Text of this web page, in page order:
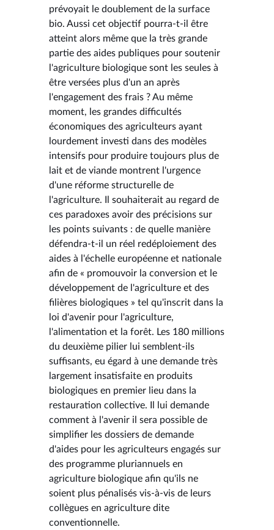
prévoyait le doublement de la surface
bio. Aussi cet objectif pourra-t-il être
atteint alors même que la très grande
partie des aides publiques pour soutenir
l'agriculture biologique sont les seules à
être versées plus d'un an après
l'engagement des frais ? Au même
moment, les grandes difficultés
économiques des agriculteurs ayant
lourdement investi dans des modèles
intensifs pour produire toujours plus de
lait et de viande montrent l'urgence
d'une réforme structurelle de
l'agriculture. Il souhaiterait au regard de
ces paradoxes avoir des précisions sur
les points suivants : de quelle manière
défendra-t-il un réel redéploiement des
aides à l'échelle européenne et nationale
afin de « promouvoir la conversion et le
développement de l'agriculture et des
filières biologiques » tel qu'inscrit dans la
loi d'avenir pour l'agriculture,
l'alimentation et la forêt. Les 180 millions
du deuxième pilier lui semblent-ils
suffisants, eu égard à une demande très
largement insatisfaite en produits
biologiques en premier lieu dans la
restauration collective. Il lui demande
comment à l'avenir il sera possible de
simplifier les dossiers de demande
d'aides pour les agriculteurs engagés sur
des programme pluriannuels en
agriculture biologique afin qu'ils ne
soient plus pénalisés vis-à-vis de leurs
collègues en agriculture dite
conventionnelle.